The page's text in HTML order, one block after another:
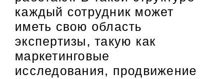
каждый сотрудник может
иметь свою область
экспертизы, такую как
маркетинговые
исследования, продвижение